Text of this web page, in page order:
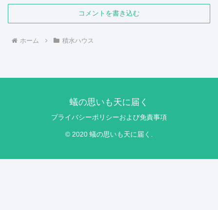
コメントを書き込む
ホーム 積水ハウス
蟻の思いも天に届く
プライバシーポリシーおよび免責事項
© 2020 蟻の思いも天に届く.